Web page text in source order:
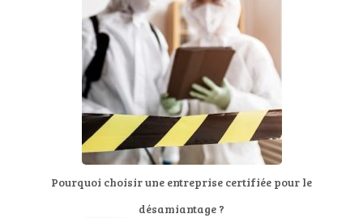
Pourquoi choisir une entreprise certifiée pour le
désamiantage ?